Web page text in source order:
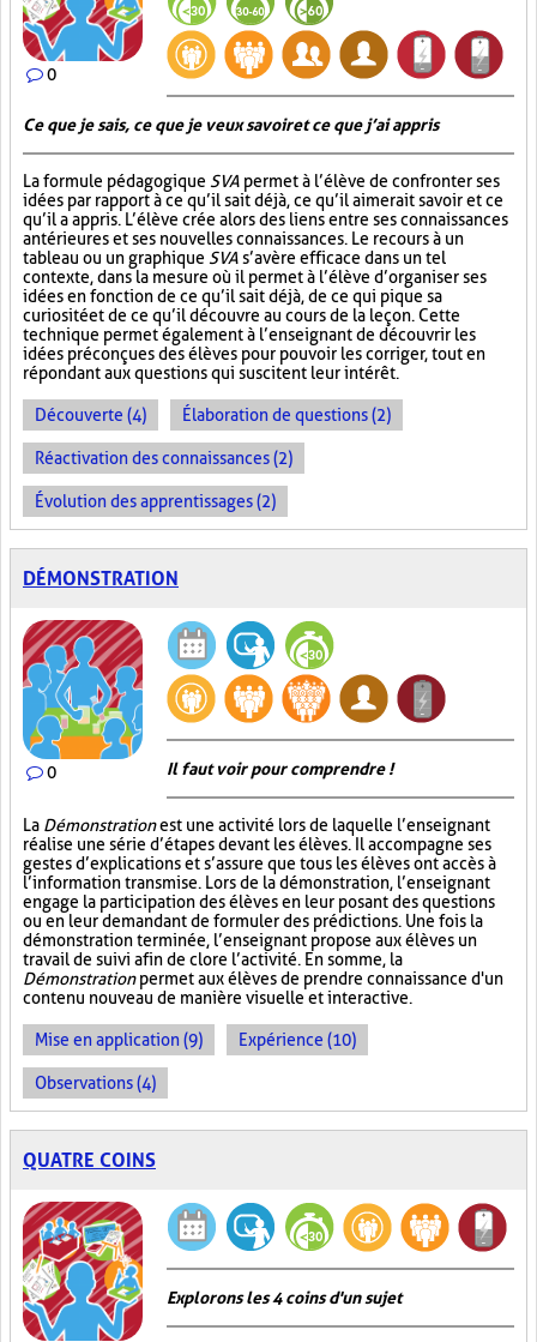
0
Ce que je sais, ce que je veux savoir et ce que j’ai appris
La formule pédagogique SVA permet à l’élève de confronter ses
idées par rapport à ce qu’il sait déjà, ce qu’il aimerait savoir et ce
qu’il a appris. L’élève crée alors des liens entre ses connaissances
antérieures et ses nouvelles connaissances. Le recours à un
tableau ou un graphique SVA s’avère efficace dans un tel
contexte, dans la mesure où il permet à l’élève d’organiser ses
idées en fonction de ce qu’il sait déjà, de ce qui pique sa
curiosité et de ce qu’il découvre au cours de la leçon. Cette
technique permet également à l’enseignant de découvrir les
idées préconçues des élèves pour pouvoir les corriger, tout en
répondant aux questions qui suscitent leur intérêt.
Découverte (4) Élaboration de questions (2)
Réactivation des connaissances (2)
Évolution des apprentissages (2)
DÉMONSTRATION
0 Il faut voir pour comprendre !
La Démonstrationest une activité lors de laquelle l’enseignant
réalise une série d’étapes devant les élèves. Il accompagne ses
gestes d’explications et s’assure que tous les élèves ont accès à
l’information transmise. Lors de la démonstration, l’enseignant
engage la participation des élèves en leur posant des questions
ou en leur demandant de formuler des prédictions. Une fois la
démonstration terminée, l’enseignant propose aux élèves un
travail de suivi afin de clore l’activité. En somme, la
Démonstrationpermet aux élèves de prendre connaissance d'un
contenu nouveau de manière visuelle et interactive.
Mise en application (9) Expérience (10)
Observations (4)
QUATRE COINS
Explorons les 4 coins d'un sujet